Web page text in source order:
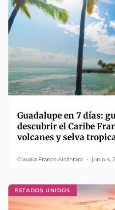
Guadalupe en 7 días:
descubrir el Caribe
volcanes y selva
Claudia Franco Alcántara junio 4,
ESTADOS UNIDOS